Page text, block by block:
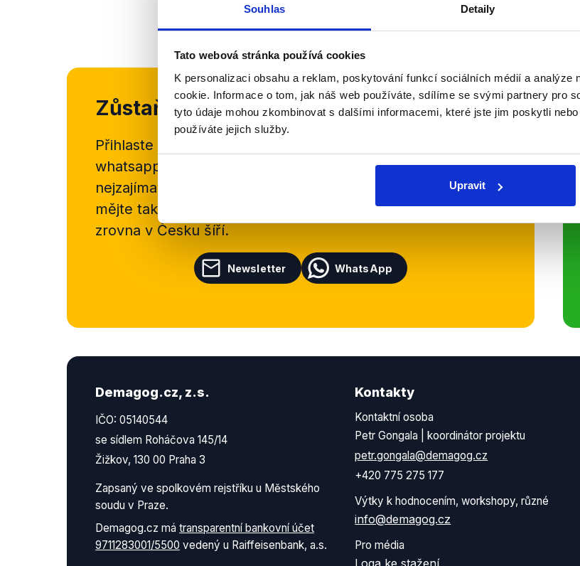
Souhlas Detaily
Tato webová stránka používá cookies
K personalizaci obsahu a reklam, poskytování funkcí sociálních médií a
cookie. Informace o tom, jak náš web používáte, sdílíme se svými partnery pro
tyto údaje mohou zkombinovat s dalšími informacemi, které jste jim poskytli
používáte jejich služby.
Upravit
Zůstaňme v kontaktu
Přihlaste se k odběru našeho
whatsappového kanálu, kde pravidelně přinášíme shrnutí
nejzajímavějších článků a analýz. Začněte nás odebírat, a
mějte tak přehled o tom, jaké dezinformace a nepravdy se
zrovna v Česku šíří.
Newsletter WhatsApp
Demagog.cz, z.s.
IČO: 05140544
se sídlem Roháčova 145/14
Žižkov, 130 00 Praha 3
Zapsaný ve spolkovém rejstříku u Městského
soudu v Praze.
Demagog.cz má transparentní bankovní účet
9711283001/5500 vedený u Raiffeisenbank, a.s.
Kontakty
Kontaktní osoba
Petr Gongala | koordinátor projektu
petr.gongala@demagog.cz
+420 775 275 177
Výtky k hodnocením, workshopy, různé
info@demagog.cz
Pro média
Loga ke stažení